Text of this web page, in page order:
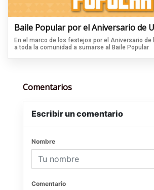
Baile Popular por el Aniversario de
En el marco de los festejos por el Aniversario de
a toda la comunidad a sumarse al Baile Popular
Comentarios
Escribir un comentario
Nombre
Comentario